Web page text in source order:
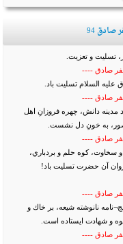
94
تسليت و تعزيت.
صادق ----
السلام تسلیت باد.
صادق ----
دانش، چهره فروزانِ اهل
به خونِ دل نشست.
صادق ----
سخاوت، كوه حلم و بردباري،
آن حضرت تسليت باد!
صادق ----
نانوشته شيعه، بر خاك و
و شهادت ايستاده است.
صادق ----